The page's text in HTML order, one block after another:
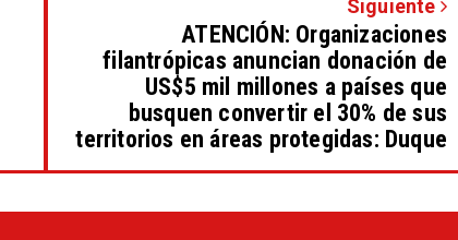
Siguiente
ATENCIÓN: Organizaciones
filantrópicas anuncian donación de
US$5 mil millones a países que
busquen convertir el 30% de sus
territorios en áreas protegidas: Duque